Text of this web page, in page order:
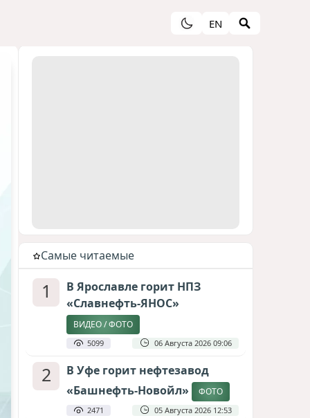
EN
Cамые читаемые
1
В Ярославле горит НПЗ
«Славнефть-ЯНОС»
ВИДЕО / ФОТО
5099 06 Августа 2026 09:06
2
В Уфе горит нефтезавод
«Башнефть-Новойл»
ФОТО
2471 05 Августа 2026 12:53